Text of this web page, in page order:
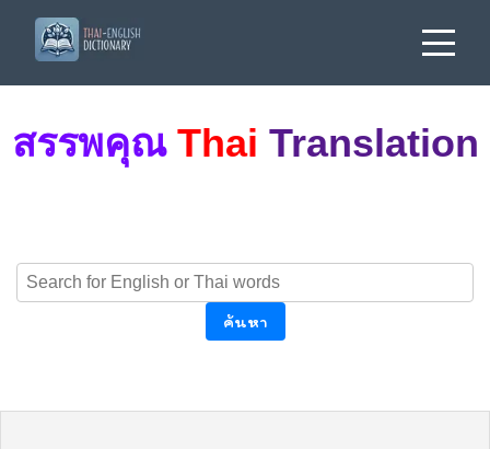
สรรพคุณ Thai Translation
ค้นหา